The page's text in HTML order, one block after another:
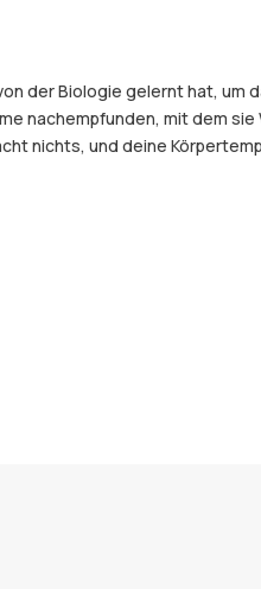
der Biologie gelernt hat,
nachempfunden, mit dem
nichts, und deine